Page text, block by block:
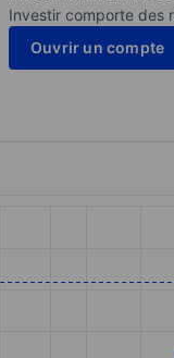
Investir comporte des
Ouvrir un compte